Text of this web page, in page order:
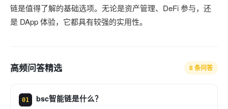
链是值得了解的基础选项。无论是资产管理、DeFi 参与，还
是 DApp 体验，它都具有较强的实用性。
高频问答精选 8 条问答
01 bsc智能链是什么？